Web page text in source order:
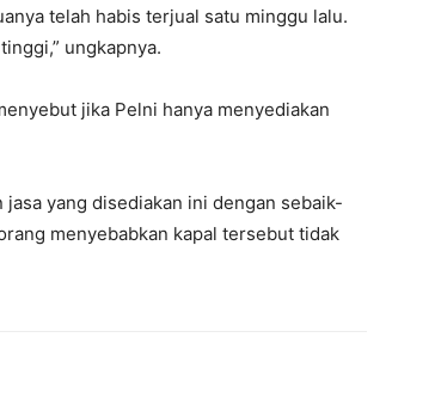
telah habis terjual satu minggu lalu.
ungkapnya.
jika Pelni hanya menyediakan
yang disediakan ini dengan sebaik-
menyebabkan kapal tersebut tidak